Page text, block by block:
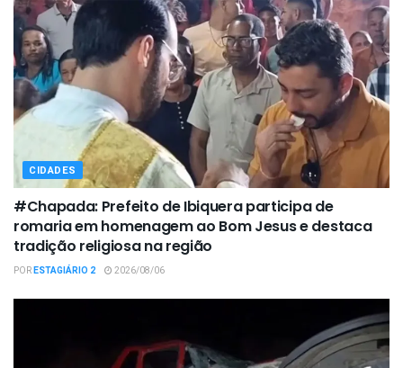
CIDADES
#Chapada: Prefeito de Ibiquera participa de
romaria em homenagem ao Bom Jesus e destaca
tradição religiosa na região
PORESTAGIÁRIO 2 2026/08/06